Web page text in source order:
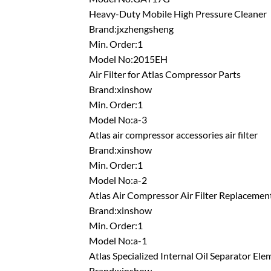
Heavy-Duty Mobile High Pressure Cleaner
Brand:jxzhengsheng
Min. Order:1
Model No:2015EH
Air Filter for Atlas Compressor Parts
Brand:xinshow
Min. Order:1
Model No:a-3
Atlas air compressor accessories air filter
Brand:xinshow
Min. Order:1
Model No:a-2
Atlas Air Compressor Air Filter
Brand:xinshow
Min. Order:1
Model No:a-1
Atlas Specialized Internal Oil Separator